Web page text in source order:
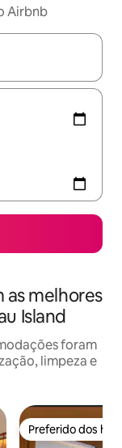
Airbnb
explore-os
melhores
Island
foram
limpeza e
Preferido dos
Preferido dos